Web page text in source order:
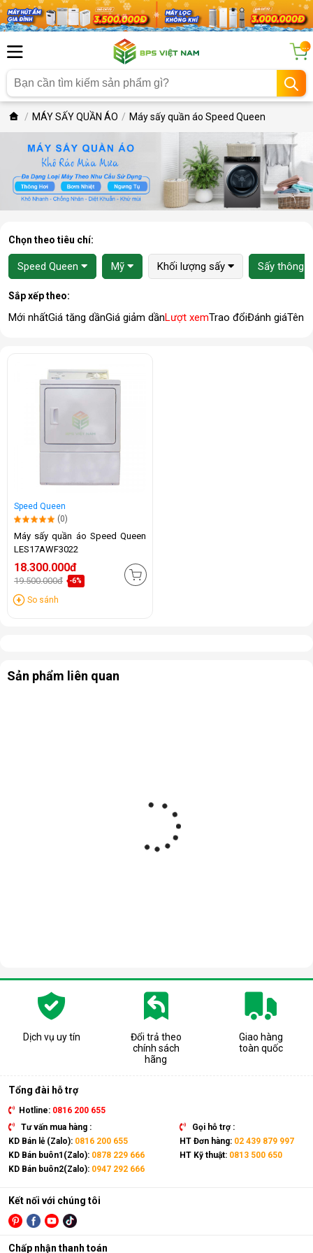
...
MÁY SẤY QUẦN ÁO Máy sấy quần áo Speed Queen
Chọn theo tiêu chí:
Speed Queen Mỹ Khối lượng sấy Sấy thông
Sắp xếp theo:
Mới nhấtGiá tăng dầnGiá giảm dầnLượt xemTrao đổiĐánh giáTên
Speed Queen
(0)
Máy sấy quần áo Speed Queen
LES17AWF3022
18.300.000đ
19.500.000đ -6%
So sánh
Sản phẩm liên quan
Dịch vụ uy tín
Đổi trả theo
chính sách
hãng
Giao hàng
toàn quốc
Tổng đài hỗ trợ
Hotline: 0816 200 655
Tư vấn mua hàng :
KD Bán lẻ (Zalo): 0816 200 655
KD Bán buôn1(Zalo): 0878 229 666
KD Bán buôn2(Zalo): 0947 292 666
Gọi hỗ trợ :
HT Đơn hàng: 02 439 879 997
HT Kỹ thuật: 0813 500 650
Kết nối với chúng tôi
Chấp nhận thanh toán